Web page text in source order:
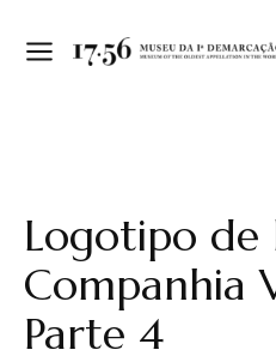
Logotipo de
Companhia
Parte 4